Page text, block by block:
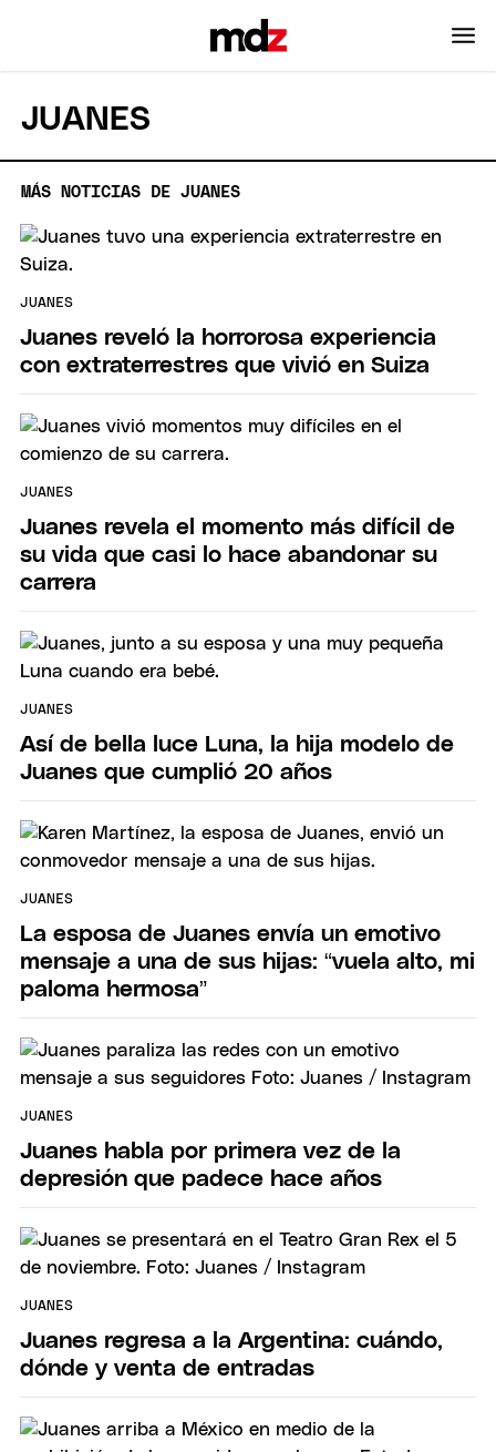
JUANES
MÁS NOTICIAS DE JUANES
JUANES
Juanes reveló la horrorosa experiencia
con extraterrestres que vivió en Suiza
JUANES
Juanes revela el momento más difícil de
su vida que casi lo hace abandonar su
carrera
JUANES
Así de bella luce Luna, la hija modelo de
Juanes que cumplió 20 años
JUANES
La esposa de Juanes envía un emotivo
mensaje a una de sus hijas: “vuela alto, mi
paloma hermosa”
JUANES
Juanes habla por primera vez de la
depresión que padece hace años
JUANES
Juanes regresa a la Argentina: cuándo,
dónde y venta de entradas